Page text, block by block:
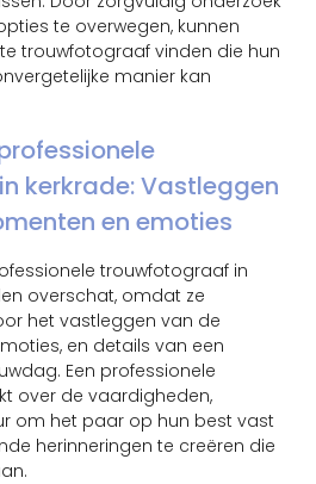
te overwegen, kunnen
trouwfotograaf vinden die hun
manier kan
kerkrade: Vastleggen
en emoties
trouwfotograaf in
overschat, omdat ze
het vastleggen van de
en details van een
Een professionele
over de vaardigheden,
om het paar op hun best vast
herinneringen te creëren die